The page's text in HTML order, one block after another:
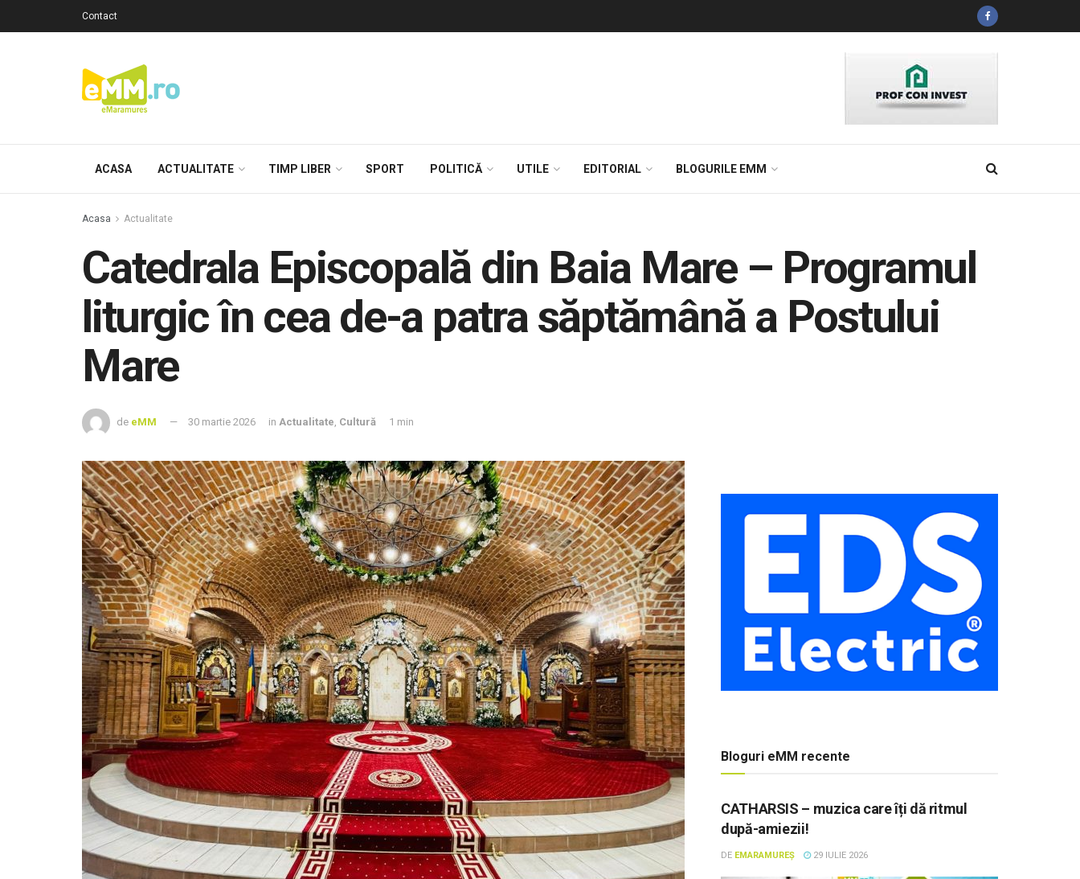
Contact
ACASA ACTUALITATE TIMP LIBER SPORT POLITICĂ UTILE EDITORIAL BLOGURILE EMM
Acasa Actualitate
Catedrala Episcopală din Baia Mare – Programul
liturgic în cea de-a patra săptămână a Postului
Mare
de eMM 30 martie 2026 in Actualitate, Cultură 1 min
Bloguri eMM recente
CATHARSIS – muzica care îți dă ritmul
după-amiezii!
DE EMARAMUREȘ 29 IULIE 2026